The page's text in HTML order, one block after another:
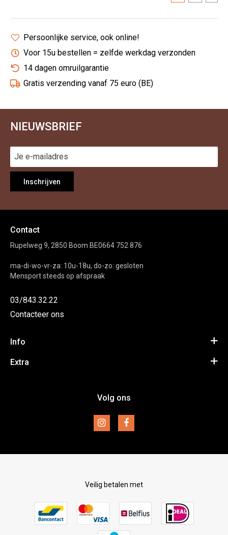
Persoonlijke service, ook online!
Voor 15u bestellen = zelfde werkdag verzonden
14 dagen omruilgarantie
Gratis verzending vanaf 75 euro (BE)
NIEUWSBRIEF
Inschrijven
Contact
Rupelweg 9, 2850 Boom BE0664 752 876
ma-di-wo-vr-za: 10u-18u, do-zo: gesloten
Mensport steeds op afspraak
03/843.32.22
Contacteer ons
Info
Algemene voorwaarden
Extra
Volg ons
Veilig betalen met